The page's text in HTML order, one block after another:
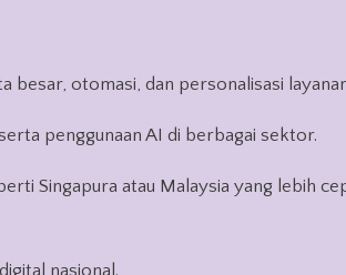
besar, otomasi, dan personalisasi
penggunaan AI di berbagai sektor.
Singapura atau Malaysia yang lebih
nasional.